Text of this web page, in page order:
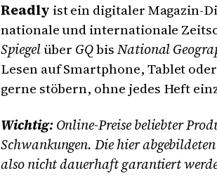
Readly ist ein digitaler Magazin-
nationale und internationale
Spiegelüber GQbisNational
Lesen auf Smartphone, Tablet
gerne stöbern, ohne jedes Heft
Wichtig:Online-Preise beliebter
Schwankungen. Die hier
also nicht dauerhaft garantiert